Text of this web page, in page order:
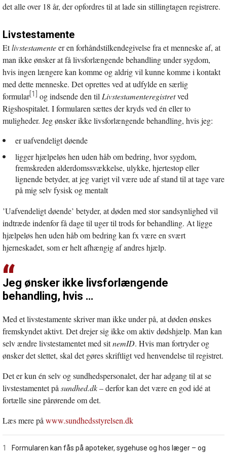
det alle over 18 år, der opfordres til at lade sin stillingtagen registrere.
Livstestamente
Etlivstestamenteer en forhåndstilkendegivelse fra et menneske af, at
man ikke ønsker at få livsforlængende behandling under sygdom,
hvis ingen længere kan komme og aldrig vil kunne komme i kontakt
med dette menneske. Det oprettes ved at udfylde en særlig
formular[1] og indsende den til Livstestamenteregistretved
Rigshospitalet. I formularen sættes der kryds ved én eller to
muligheder. Jeg ønsker ikke livsforlængende behandling, hvis jeg:
er uafvendeligt døende
ligger hjælpeløs hen uden håb om bedring, hvor sygdom,
fremskreden alderdomssvækkelse, ulykke, hjertestop eller
lignende betyder, at jeg varigt vil være ude af stand til at tage vare
på mig selv fysisk og mentalt
’Uafvendeligt døende’ betyder, at døden med stor sandsynlighed vil
indtræde indenfor få dage til uger til trods for behandling. At ligge
hjælpeløs hen uden håb om bedring kan fx være en svært
hjerneskadet, som er helt afhængig af andres hjælp.
Jeg ønsker ikke livsforlængende
behandling, hvis …
Med et livstestamente skriver man ikke under på, at døden ønskes
fremskyndet aktivt. Det drejer sig ikke om aktiv dødshjælp. Man kan
selv ændre livstestamentet med sitnemID. Hvis man fortryder og
ønsker det slettet, skal det gøres skriftligt ved henvendelse til registret.
Det er kun én selv og sundhedspersonalet, der har adgang til at se
livstestamentet på sundhed.dk– derfor kan det være en god idé at
fortælle sine pårørende om det.
Læs mere på www.sundhedsstyrelsen.dk
1 Formularen kan fås på apoteker, sygehuse og hos læger – og